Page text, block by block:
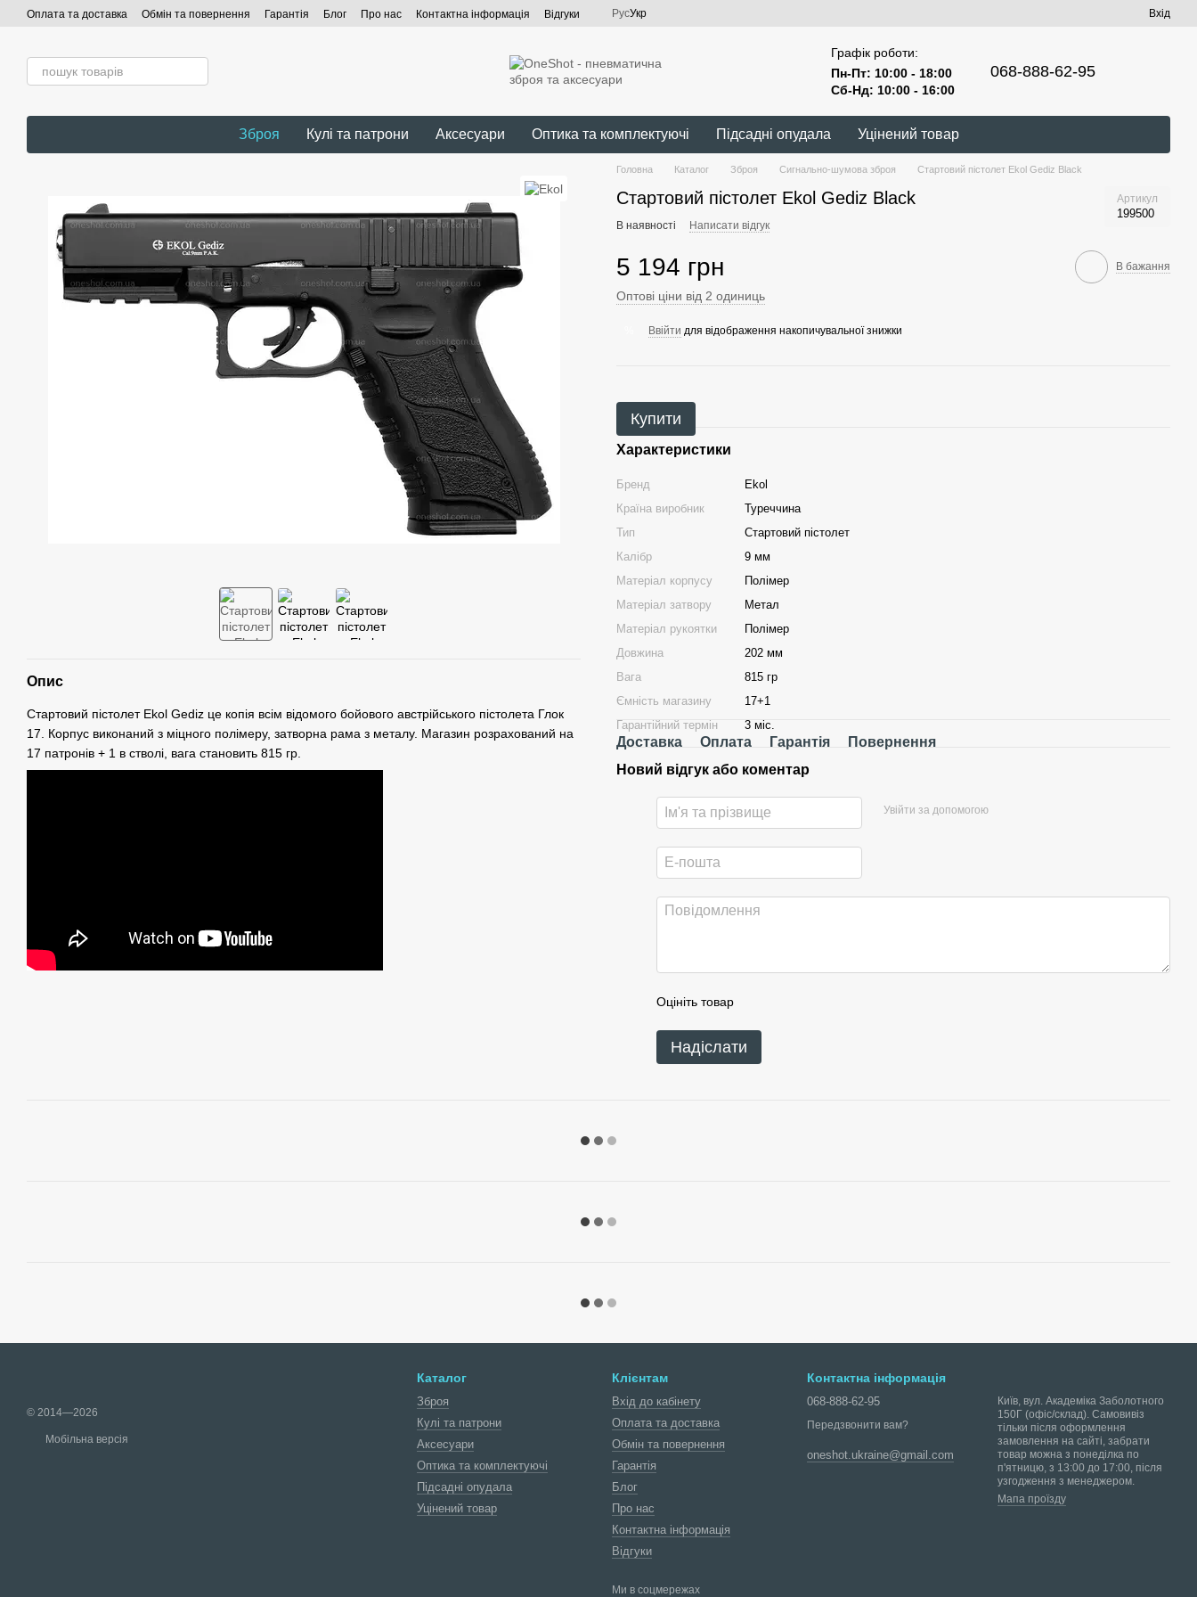
Перейти до основного контенту
Оплата та доставка Обмін та повернення Гарантія Блог Про нас Контактна інформація Відгуки РусУкр Вхід
Графік роботи:
Пн-Пт: 10:00 - 18:00
Сб-Нд: 10:00 - 16:00
068-888-62-95
Зброя Кулі та патрони Аксесуари Оптика та комплектуючі Підсадні опудала Уцінений товар
Опис
Стартовий пістолет Ekol Gediz це копія всім відомого бойового австрійського пістолета Глок
17. Корпус виконаний з міцного полімеру, затворна рама з металу. Магазин розрахований на
17 патронів + 1 в стволі, вага становить 815 гр.
Головна Каталог Зброя Сигнально-шумова зброя Стартовий пістолет Ekol Gediz Black
Стартовий пістолет Ekol Gediz Black Артикул
199500
В наявності Написати відгук
5 194 грн В бажання
Оптові ціни від 2 одиниць
Ввійти для відображення накопичувальної знижки
Купити
Характеристики
Бренд
Ekol
Країна виробник
Туреччина
Тип
Стартовий пістолет
Калібр
9 мм
Матеріал корпусу
Полімер
Матеріал затвору
Метал
Матеріал рукоятки
Полімер
Довжина
202 мм
Вага
815 гр
Ємність магазину
17+1
Гарантійний термін
3 міс.
Доставка Оплата Гарантія
Повернення
Новий відгук або коментар
Увійти за допомогою
Оцініть товар
Надіслати
© 2014—2026
Мобільна версія
Каталог
Зброя
Кулі та патрони
Аксесуари
Оптика та комплектуючі
Підсадні опудала
Уцінений товар
Клієнтам
Вхід до кабінету
Оплата та доставка
Обмін та повернення
Гарантія
Блог
Про нас
Контактна інформація
Відгуки
Ми в соцмережах
Контактна інформація
068-888-62-95
Передзвонити вам?
oneshot.ukraine@gmail.com
Київ, вул. Академіка Заболотного
150Г (офіс/склад). Самовивіз
тільки після оформлення
замовлення на сайті, забрати
товар можна з понеділка по
п'ятницю, з 13:00 до 17:00, після
узгодження з менеджером.
Мапа проїзду